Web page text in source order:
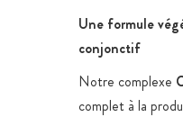
Une formule
conjonctif
Notre complexe
complet à la